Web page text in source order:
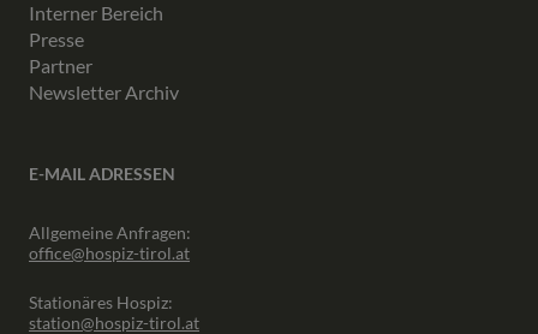
Interner Bereich
Presse
Partner
Newsletter Archiv
E-MAIL ADRESSEN
Allgemeine Anfragen:
office@hospiz-tirol.at
Stationäres Hospiz:
station@hospiz-tirol.at